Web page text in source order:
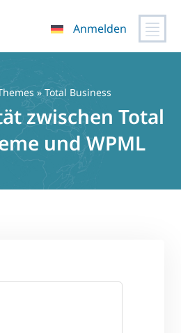
Anmelden
» Total Business
zwischen Total
und WPML